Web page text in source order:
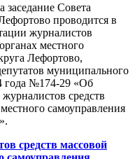
Совета
проводится в
журналистов
местного
Лефортово,
муниципального
года №174-29 «Об
средств
самоуправления
средств массовой